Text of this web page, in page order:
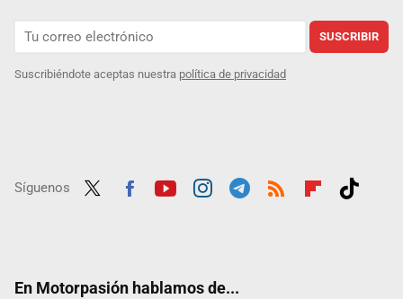
SUSCRIBIR
Suscribiéndote aceptas nuestra política de privacidad
Síguenos
En Motorpasión hablamos de...